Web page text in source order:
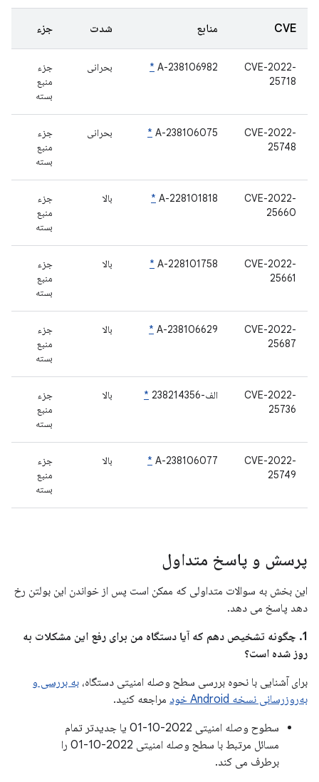
CVE منابع شدت جزء
CVE-2022-
25718
A-238106982
* بحرانی
جزء
منبع
بسته
CVE-2022-
25748
A-238106075
* بحرانی
جزء
منبع
بسته
CVE-2022-
25660
A-228101818
* بالا
جزء
منبع
بسته
CVE-2022-
25661
A-228101758
* بالا
جزء
منبع
بسته
CVE-2022-
25687
A-238106629
* بالا
جزء
منبع
بسته
CVE-2022-
25736
الف-238214356 * بالا
جزء
منبع
بسته
CVE-2022-
25749
A-238106077
* بالا
جزء
منبع
بسته
پرسش و پاسخ متداول
این بخش به سوالات متداولی که ممکن است پس از خواندن این بولتن رخ
دهد پاسخ می دهد.
1. چگونه تشخیص دهم که آیا دستگاه من برای رفع این مشکلات به
روز شده است؟
برای آشنایی با نحوه بررسی سطح وصله امنیتی دستگاه، به بررسی و
به‌روزرسانی نسخه Android خود
مراجعه کنید.
سطوح وصله امنیتی 2022-10-01 یا جدیدتر تمام
مسائل مرتبط با سطح وصله امنیتی 2022-10-01 را
برطرف می کند.